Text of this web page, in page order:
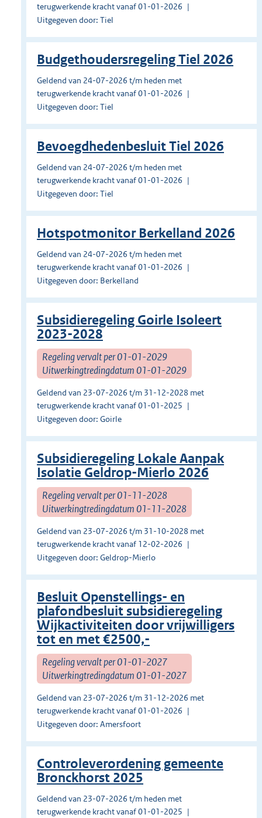
terugwerkende kracht vanaf 01-01-2026
Uitgegeven door: Tiel
Budgethoudersregeling Tiel 2026
Geldend van 24-07-2026 t/m heden met
terugwerkende kracht vanaf 01-01-2026
Uitgegeven door: Tiel
Bevoegdhedenbesluit Tiel 2026
Geldend van 24-07-2026 t/m heden met
terugwerkende kracht vanaf 01-01-2026
Uitgegeven door: Tiel
Hotspotmonitor Berkelland 2026
Geldend van 24-07-2026 t/m heden met
terugwerkende kracht vanaf 01-01-2026
Uitgegeven door: Berkelland
Subsidieregeling Goirle Isoleert
2023-2028
Regeling vervalt per 01-01-2029
Uitwerkingtredingdatum 01-01-2029
Geldend van 23-07-2026 t/m 31-12-2028 met
terugwerkende kracht vanaf 01-01-2025
Uitgegeven door: Goirle
Subsidieregeling Lokale Aanpak
Isolatie Geldrop-Mierlo 2026
Regeling vervalt per 01-11-2028
Uitwerkingtredingdatum 01-11-2028
Geldend van 23-07-2026 t/m 31-10-2028 met
terugwerkende kracht vanaf 12-02-2026
Uitgegeven door: Geldrop-Mierlo
Besluit Openstellings- en
plafondbesluit subsidieregeling
Wijkactiviteiten door vrijwilligers
tot en met €2500,-
Regeling vervalt per 01-01-2027
Uitwerkingtredingdatum 01-01-2027
Geldend van 23-07-2026 t/m 31-12-2026 met
terugwerkende kracht vanaf 01-01-2026
Uitgegeven door: Amersfoort
Controleverordening gemeente
Bronckhorst 2025
Geldend van 23-07-2026 t/m heden met
terugwerkende kracht vanaf 01-01-2025